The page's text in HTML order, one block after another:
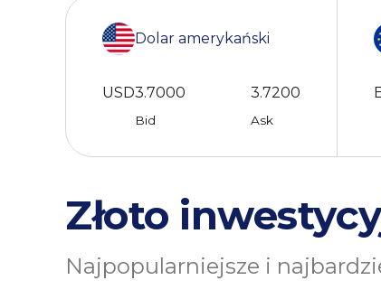
Dolar amerykański
USD3.7000
Bid
3.7200
Ask
Złoto
Najpopularniejsze i